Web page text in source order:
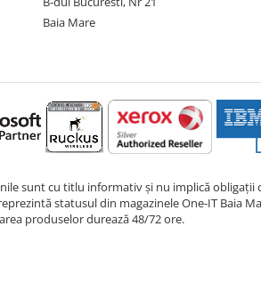
Baia Mare
sunt cu titlu informativ și nu implică obligații
statusul din magazinele One-IT Baia
produselor durează 48/72 ore.